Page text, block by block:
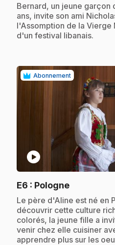
.Bernard, un jeune garçon
ans, invite son ami
l'Assomption de la Vierge
d'un festival libanais.
Abonnement
play_circle
E6 : Pologne.
.Le père d'Aline est né en
découvrir cette culture
colorés, la jeune fille a
venir chez elle cuisiner
apprendre plus sur les